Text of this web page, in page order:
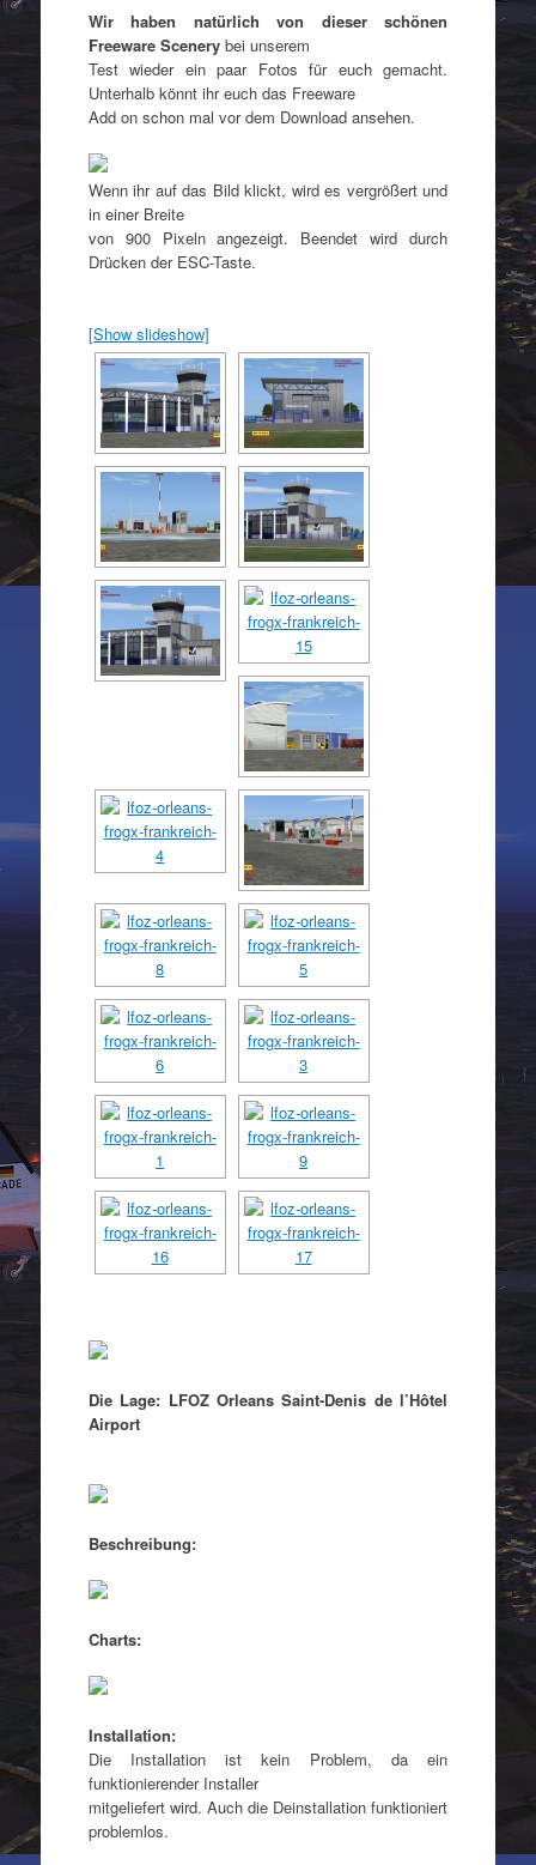
Wir haben natürlich von dieser schönen
Freeware Scenerybei unserem
Test wieder ein paar Fotos für euch gemacht.
Unterhalb könnt ihr euch das Freeware
Add on schon mal vor dem Download ansehen.
Wenn ihr auf das Bild klickt, wird es vergrößert und
in einer Breite
von 900 Pixeln angezeigt. Beendet wird durch
Drücken der ESC-Taste.
[Show slideshow]
Die Lage: LFOZ Orleans Saint-Denis de l’Hôtel
Airport
Beschreibung:
Charts:
Installation:
Die Installation ist kein Problem, da ein
funktionierender Installer
mitgeliefert wird. Auch die Deinstallation funktioniert
problemlos.